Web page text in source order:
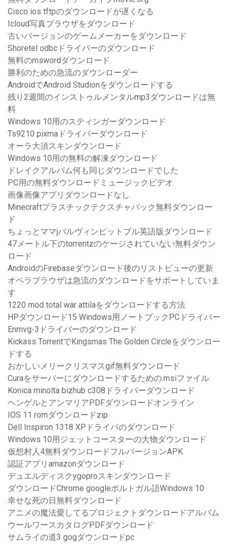
Cisco ios tftpのダウンロードが遅くなる
Icloud写真ブラウザをダウンロード
古いバージョンのゲームメーカーをダウンロード
Shoretel odbcドライバーのダウンロード
無料のmswordダウンロード
勝利のための急流のダウンローダー
AndroidでAndroid Studionをダウンロードする
残り2週間のインストゥルメンタルmp3ダウンロードは無
料
Windows 10用のスティンガーダウンロード
Ts9210 pixmaドライバーダウンロード
オーラ大須スキンダウンロード
Windows 10用の無料の解凍ダウンロード
ドレイクアルバム何も同じダウンロードでした
PC用の無料ダウンロードミュージックビデオ
画像画像アプリダウンロードなし
Minecraftプラスチックテクスチャパック無料ダウンロー
ド
ちょっとママjバルヴィンピットブル英語版ダウンロード
47メートル下のtorrentzのケージされていない無料ダウン
ロード
AndroidのFirebaseダウンロード後のリストビューの更新
オペラブラウザは急流のダウンロードをサポートしていま
す
1220 mod total war attilaをダウンロードする方法
HPダウンロード15 Windows用ノートブックPCドライバー
Enmvg-3ドライバーのダウンロード
Kickass TorrentでKingsmas The Golden Circleをダウンロー
ドする
おかしいメリークリスマスgif無料ダウンロード
Curaをサーバーにダウンロードするための.msiファイル
Konica minolta bizhub c308ドライバーダウンロード
ヘンゲルとアンマリアPDFダウンロードオンライン
IOS 11 romダウンロードzip
Dell Inspiron 1318 XPドライバのダウンロード
Windows 10用ジェットコースターの大物ダウンロード
仮想村人4無料ダウンロードフルバージョンAPK
認証アプリamazonダウンロード
デュエルディスクygoproスキンダウンロード
ダウンロードChrome googleポルトガル語Windows 10
幸せな死の日無料ダウンロード
アニメの魔法愛してるプロジェクトダウンロードアルバム
ウールワースカタログPDFダウンロード
サムライの道3 gogダウンロードpc